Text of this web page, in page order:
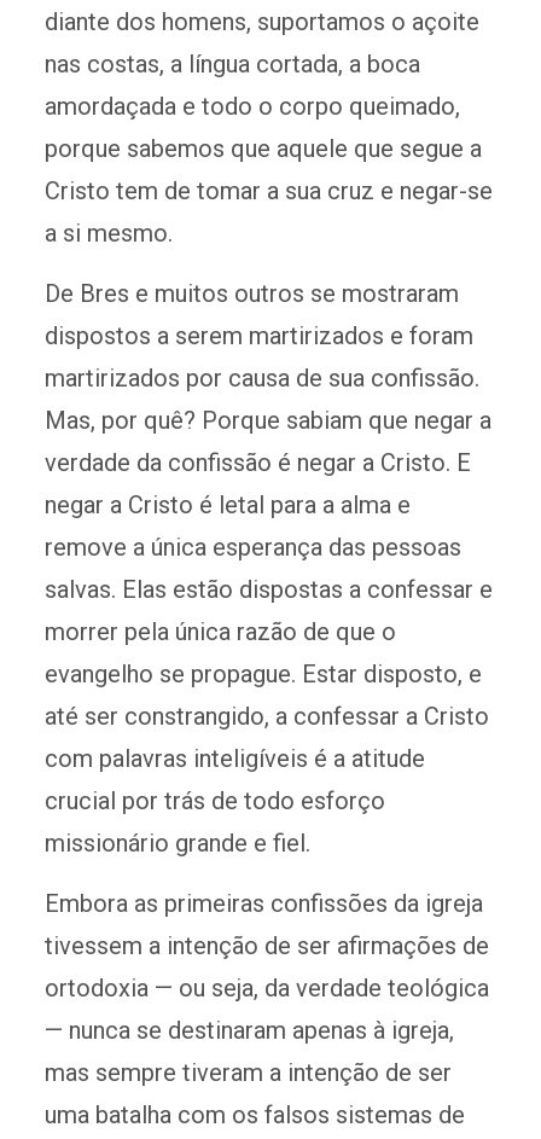
diante dos homens, suportamos o açoite
nas costas, a língua cortada, a boca
amordaçada e todo o corpo queimado,
porque sabemos que aquele que segue a
Cristo tem de tomar a sua cruz e negar-se
a si mesmo.
De Bres e muitos outros se mostraram
dispostos a serem martirizados e foram
martirizados por causa de sua confissão.
Mas, por quê? Porque sabiam que negar a
verdade da confissão é negar a Cristo. E
negar a Cristo é letal para a alma e
remove a única esperança das pessoas
salvas. Elas estão dispostas a confessar e
morrer pela única razão de que o
evangelho se propague. Estar disposto, e
até ser constrangido, a confessar a Cristo
com palavras inteligíveis é a atitude
crucial por trás de todo esforço
missionário grande e fiel.
Embora as primeiras confissões da igreja
tivessem a intenção de ser afirmações de
ortodoxia — ou seja, da verdade teológica
— nunca se destinaram apenas à igreja,
mas sempre tiveram a intenção de ser
uma batalha com os falsos sistemas de